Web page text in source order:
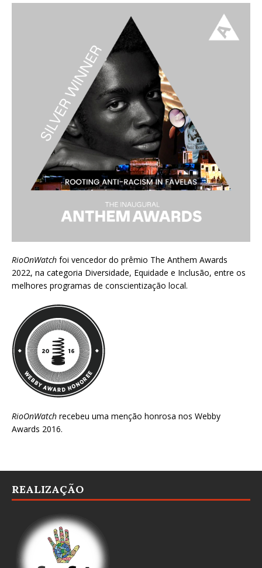
RioOnWatch foi vencedor do prêmio The Anthem Awards
2022, na categoria Diversidade, Equidade e Inclusão, entre os
melhores programas de conscientização local.
RioOnWatch recebeu uma menção honrosa nos Webby
Awards 2016.
REALIZAÇÃO